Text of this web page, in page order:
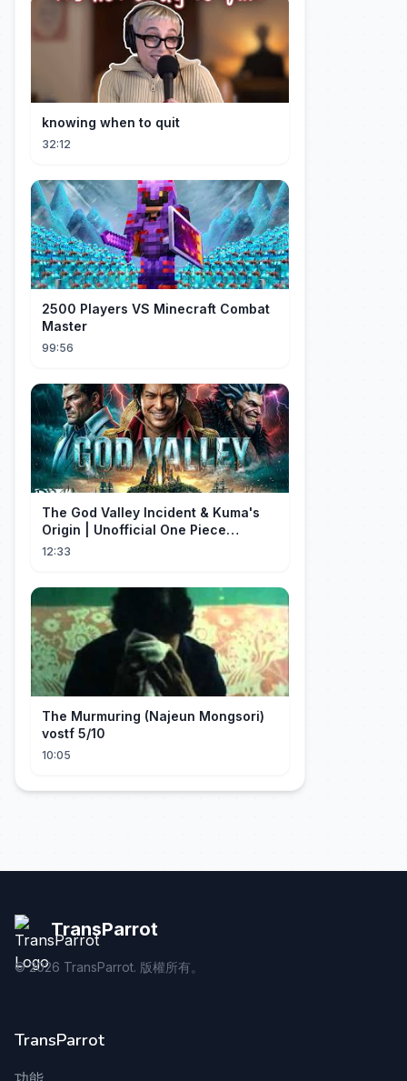
knowing when to quit
32:12
2500 Players VS Minecraft Combat
Master
99:56
The God Valley Incident & Kuma's
Origin | Unofficial One Piece
Cinematic Tribute
12:33
The Murmuring (Najeun Mongsori)
vostf 5/10
10:05
TransParrot
©2026 TransParrot. 版權所有。
TransParrot